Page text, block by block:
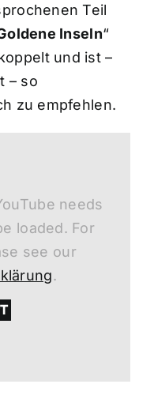
Teil
Inseln“
und ist –
– so
zu empfehlen.
needs
loaded. For
see our
.